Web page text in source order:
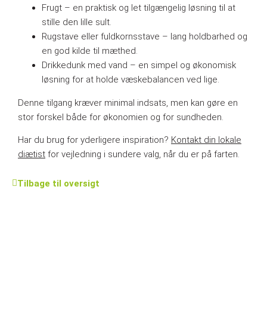
Frugt – en praktisk og let tilgængelig løsning til at
stille den lille sult.
Rugstave eller fuldkornsstave – lang holdbarhed og
en god kilde til mæthed.
Drikkedunk med vand – en simpel og økonomisk
løsning for at holde væskebalancen ved lige.
Denne tilgang kræver minimal indsats, men kan gøre en
stor forskel både for økonomien og for sundheden.
Har du brug for yderligere inspiration? Kontakt din lokale
diætist for vejledning i sundere valg, når du er på farten.
Tilbage til oversigt